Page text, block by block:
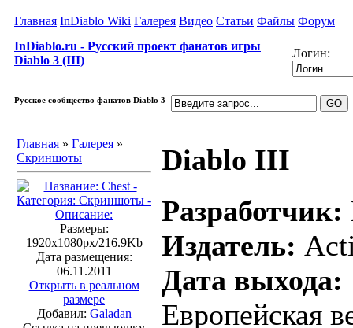
Главная InDiablo Wiki Галерея Видео Статьи Файлы Форум
InDiablo.ru - Русский проект фанатов игры
Diablo 3 (III)
Логин:
Русское сообщество фанатов Diablo 3
Главная » Галерея »
Скриншоты
Размеры:
1920x1080px/216.9Kb
Дата размещения:
06.11.2011
Открыть в реальном
размере
Добавил: Galadan
Diablo III
Разработчик:
Издатель:
Дата выхода:
Европейская